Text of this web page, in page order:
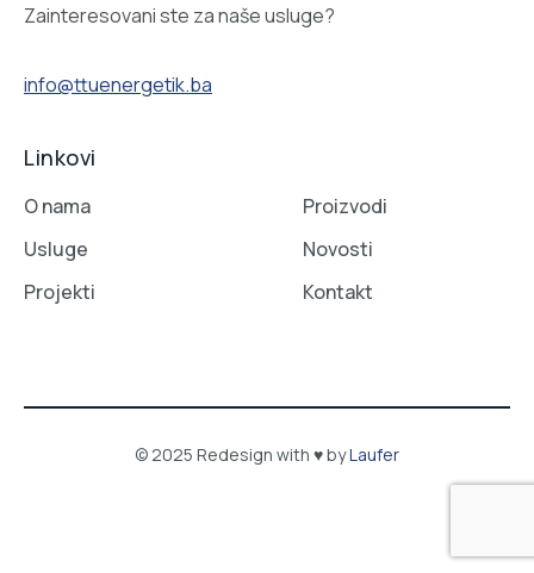
Zainteresovani ste za naše usluge?
info@ttuenergetik.ba
Linkovi
O nama
Usluge
Projekti
Proizvodi
Novosti
Kontakt
© 2025 Redesign with ♥ byLaufer